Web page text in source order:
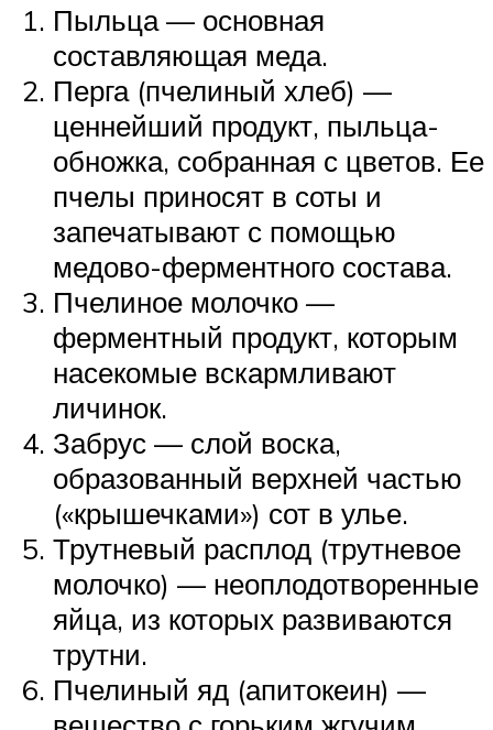
Пыльца — основная
составляющая меда.
Перга (пчелиный хлеб) —
ценнейший продукт, пыльца-
обножка, собранная с цветов. Ее
пчелы приносят в соты и
запечатывают с помощью
медово-ферментного состава.
Пчелиное молочко —
ферментный продукт, которым
насекомые вскармливают
личинок.
Забрус — слой воска,
образованный верхней частью
(«крышечками») сот в улье.
Трутневый расплод (трутневое
молочко) — неоплодотворенные
яйца, из которых развиваются
трутни.
Пчелиный яд (апитокеин) —